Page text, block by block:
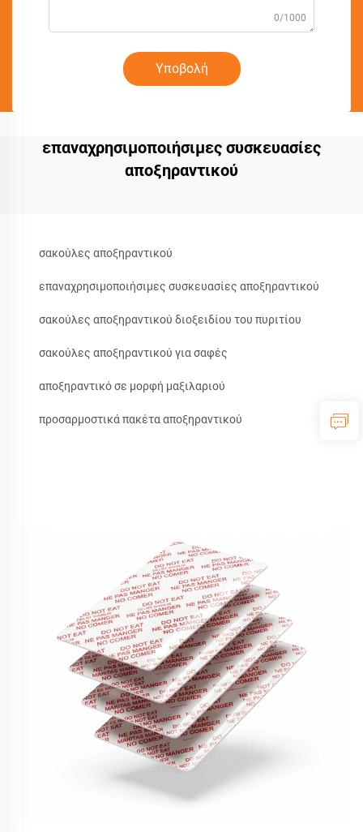
0/1000
Υποβολή
επαναχρησιμοποιήσιμες συσκευασίες
αποξηραντικού
σακούλες αποξηραντικού
επαναχρησιμοποιήσιμες συσκευασίες αποξηραντικού
σακούλες αποξηραντικού διοξειδίου του πυριτίου
σακούλες αποξηραντικού για σαφές
αποξηραντικό σε μορφή μαξιλαριού
προσαρμοστικά πακέτα αποξηραντικού